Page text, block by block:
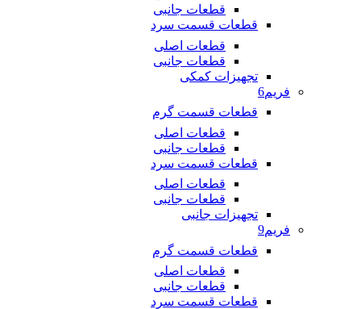
قطعات جانبی
قطعات قسمت سرد
قطعات اصلی
قطعات جانبی
تجهیزات کمکی
فریم6
قطعات قسمت گرم
قطعات اصلی
قطعات جانبی
قطعات قسمت سرد
قطعات اصلی
قطعات جانبی
تجهیزات جانبی
فریم9
قطعات قسمت گرم
قطعات اصلی
قطعات جانبی
قطعات قسمت سرد